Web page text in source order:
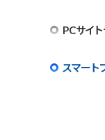
PCサイ
スマート